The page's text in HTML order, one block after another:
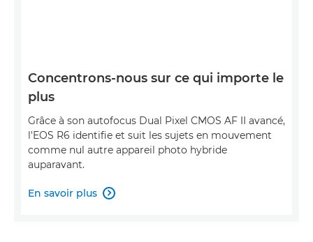
Concentrons-nous sur ce qui importe le
plus
Grâce à son autofocus Dual Pixel CMOS AF II avancé,
l'EOS R6 identifie et suit les sujets en mouvement
comme nul autre appareil photo hybride
auparavant.
En savoir plus 